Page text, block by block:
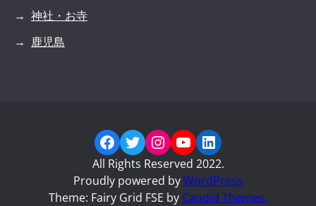
神社・お寺
鹿児島
Facebook
Twitter
Instagram
YouTube
LinkedIn
All Rights Reserved 2022.
Proudly powered byWordPress
Theme: Fairy Grid FSE by Candid Themes.